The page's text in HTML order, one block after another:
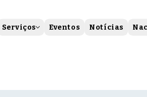
Serviços Eventos Notícias